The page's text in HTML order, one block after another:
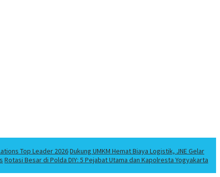
Top Leader 2026Dukung UMKM Hemat Biaya Logistik, JNE Gelar
Rotasi Besar di Polda DIY: 5 Pejabat Utama dan Kapolresta Yogyakarta